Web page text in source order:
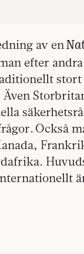
av en
efter
Också